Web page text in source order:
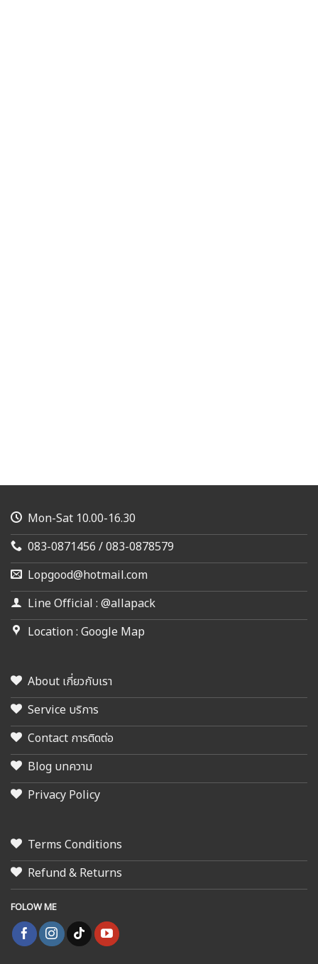
Mon-Sat 10.00-16.30
083-0871456 / 083-0878579
Lopgood@hotmail.com
Line Official : @allapack
Location : Google Map
About เกี่ยวกับเรา
Service บริการ
Contact การติดต่อ
Blog บทความ
Privacy Policy
Terms Conditions
Refund & Returns
FOLOW ME